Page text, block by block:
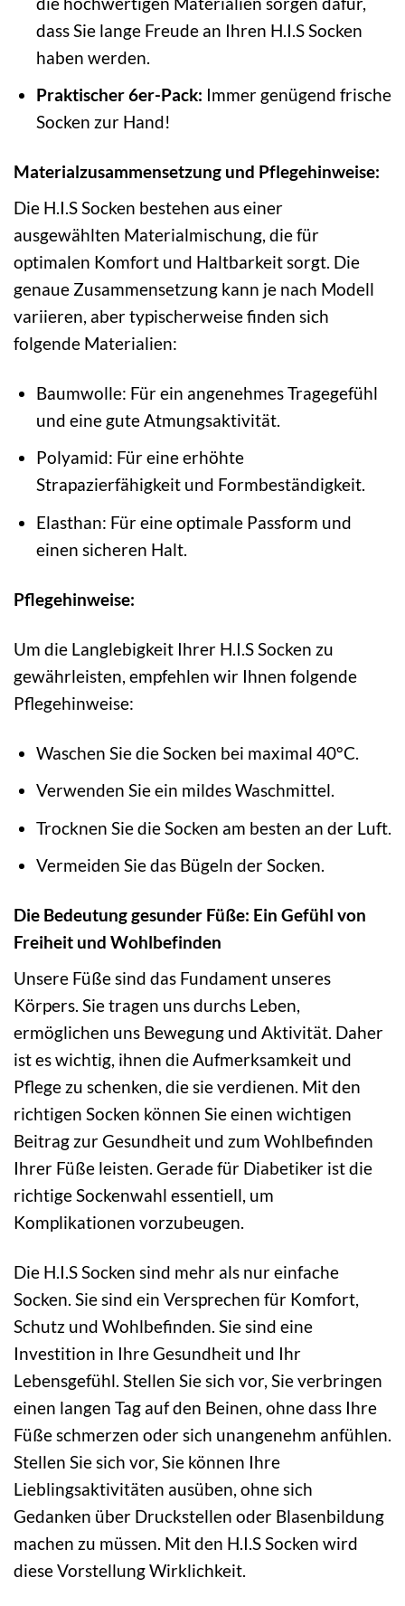
dass Sie lange Freude an Ihren H.I.S Socken
haben werden.
Praktischer 6er-Pack: Immer genügend frische
Socken zur Hand!
Materialzusammensetzung und Pflegehinweise:
Die H.I.S Socken bestehen aus einer
ausgewählten Materialmischung, die für
optimalen Komfort und Haltbarkeit sorgt. Die
genaue Zusammensetzung kann je nach Modell
variieren, aber typischerweise finden sich
folgende Materialien:
Baumwolle: Für ein angenehmes Tragegefühl
und eine gute Atmungsaktivität.
Polyamid: Für eine erhöhte
Strapazierfähigkeit und Formbeständigkeit.
Elasthan: Für eine optimale Passform und
einen sicheren Halt.
Pflegehinweise:
Um die Langlebigkeit Ihrer H.I.S Socken zu
gewährleisten, empfehlen wir Ihnen folgende
Pflegehinweise:
Waschen Sie die Socken bei maximal 40°C.
Verwenden Sie ein mildes Waschmittel.
Trocknen Sie die Socken am besten an der Luft.
Vermeiden Sie das Bügeln der Socken.
Die Bedeutung gesunder Füße: Ein Gefühl von
Freiheit und Wohlbefinden
Unsere Füße sind das Fundament unseres
Körpers. Sie tragen uns durchs Leben,
ermöglichen uns Bewegung und Aktivität. Daher
ist es wichtig, ihnen die Aufmerksamkeit und
Pflege zu schenken, die sie verdienen. Mit den
richtigen Socken können Sie einen wichtigen
Beitrag zur Gesundheit und zum Wohlbefinden
Ihrer Füße leisten. Gerade für Diabetiker ist die
richtige Sockenwahl essentiell, um
Komplikationen vorzubeugen.
Die H.I.S Socken sind mehr als nur einfache
Socken. Sie sind ein Versprechen für Komfort,
Schutz und Wohlbefinden. Sie sind eine
Investition in Ihre Gesundheit und Ihr
Lebensgefühl. Stellen Sie sich vor, Sie verbringen
einen langen Tag auf den Beinen, ohne dass Ihre
Füße schmerzen oder sich unangenehm anfühlen.
Stellen Sie sich vor, Sie können Ihre
Lieblingsaktivitäten ausüben, ohne sich
Gedanken über Druckstellen oder Blasenbildung
machen zu müssen. Mit den H.I.S Socken wird
diese Vorstellung Wirklichkeit.